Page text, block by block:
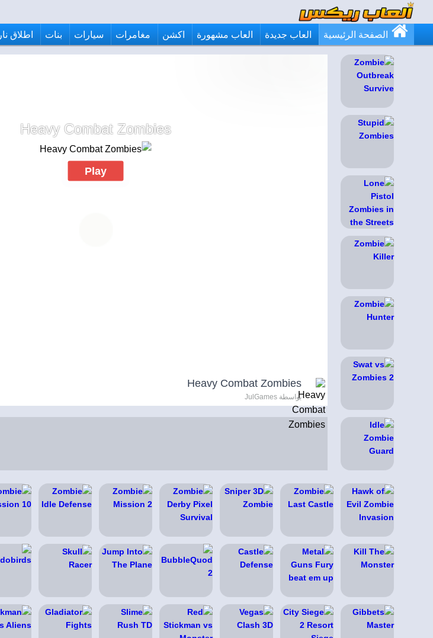
الصفحة الرئيسية العاب جديدة العاب مشهورة اكشن مغامرات سيارات بنات اطلاق نار
Heavy Combat Zombies
Play
Heavy Combat Zombies
بواسطة JulGames